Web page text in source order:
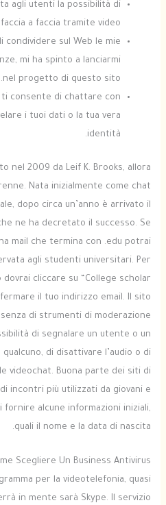
agli utenti la possibilità di
a faccia tramite video.
condividere sul Web le mie
mi ha spinto a lanciarmi
nel progetto di questo sito.
consente di chattare con
i tuoi dati o la tua vera
identità.
nel 2009 da Leif K. Brooks, allora
Nata inizialmente come chat
dopo circa un’anno è arrivato il
ne ha decretato il successo. Se
mail che termina con .edu potrai
agli studenti universitari. Per
cliccare su “College scholar
il tuo indirizzo email. Il sito
di strumenti di moderazione
di segnalare un utente o un
di disattivare l’audio o di
videochat. Buona parte dei siti di
incontri più utilizzati da giovani e
fornire alcune informazioni iniziali,
quali il nome e la data di nascita.
Scegliere Un Business Antivirus
per la videotelefonia, quasi
in mente sarà Skype. Il servizio